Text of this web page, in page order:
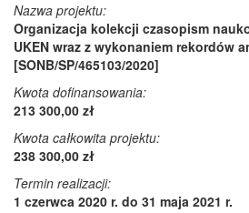
Nazwa projektu:
Organizacja kolekcji czasopism
UKEN wraz z wykonaniem rekordów
[SONB/SP/465103/2020]
Kwota dofinansowania:
213 300,00 zł
Kwota całkowita projektu:
238 300,00 zł
Termin realizacji:
1 czerwca 2020 r. do 31 maja 2021 r.